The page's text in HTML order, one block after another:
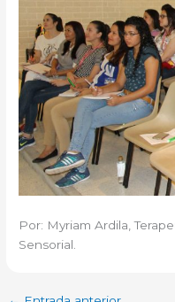
Por: Myriam Ardila,
Sensorial.